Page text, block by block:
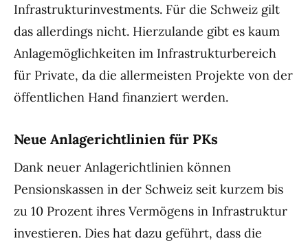
Infrastrukturinvestments. Für die Schweiz gilt
das allerdings nicht. Hierzulande gibt es kaum
Anlagemöglichkeiten im Infrastrukturbereich
für Private, da die allermeisten Projekte von der
öffentlichen Hand finanziert werden.
Neue Anlagerichtlinien für PKs
Dank neuer Anlagerichtlinien können
Pensionskassen in der Schweiz seit kurzem bis
zu 10 Prozent ihres Vermögens in Infrastruktur
investieren. Dies hat dazu geführt, dass die